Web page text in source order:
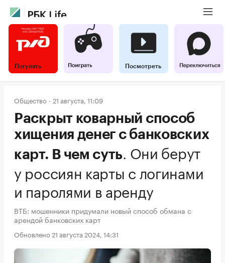
Погулять Посмотреть
Общество 21 августа, 11:09
Раскрыт коварный способ
хищения денег с банковских
карт. В чем суть. Они берут
у россиян карты с логинами
и паролями в аренду
ВТБ: мошенники придумали новый способ обмана с
арендой банковских карт
Обновлено 21 августа 2024, 14:31